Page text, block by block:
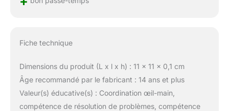
Fiche technique
Dimensions du produit (L x l x h) : 11 x 11 x 0,1 cm
Âge recommandé par le fabricant : 14 ans et plus
Valeur(s) éducative(s) : Coordination œil-main,
compétence de résolution de problèmes, compétence